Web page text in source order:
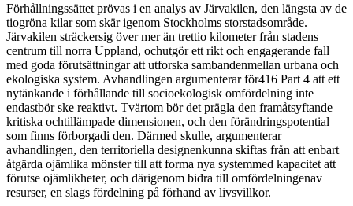
Förhållningssättet prövas i en analys av Järvakilen, den längsta av de
tiogröna kilar som skär igenom Stockholms storstadsområde.
Järvakilen sträckersig över mer än trettio kilometer från stadens
centrum till norra Uppland, ochutgör ett rikt och engagerande fall
med goda förutsättningar att utforska sambandenmellan urbana och
ekologiska system. Avhandlingen argumenterar för416 Part 4 att ett
nytänkande i förhållande till socioekologisk omfördelning inte
endastbör ske reaktivt. Tvärtom bör det prägla den framåtsyftande
kritiska ochtillämpade dimensionen, och den förändringspotential
som finns förborgadi den. Därmed skulle, argumenterar
avhandlingen, den territoriella designenkunna skiftas från att enbart
åtgärda ojämlika mönster till att forma nya systemmed kapacitet att
förutse ojämlikheter, och därigenom bidra till omfördelningenav
resurser, en slags fördelning på förhand av livsvillkor.